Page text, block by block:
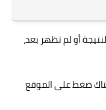
أو لم تظهر بعد،
ضغط على الموقع